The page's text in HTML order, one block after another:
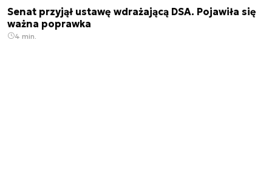
Senat przyjął ustawę wdrażającą DSA. Pojawiła się
ważna poprawka
4 min.